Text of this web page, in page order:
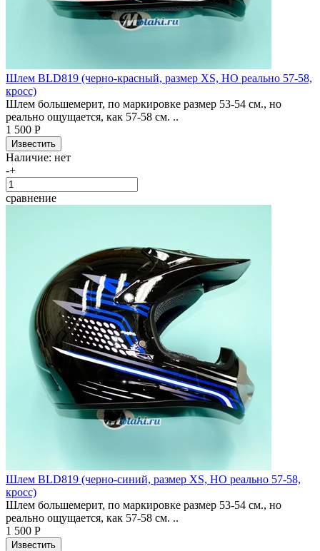
Шлем BLD819 (черно-красный, размер XS, НО реально 57-58,
кросс)
Шлем большемерит, по маркировке размер 53-54 см., но
реально ощущается, как 57-58 см. ..
1 500 Р
Наличие: нет
-+
сравнение
Шлем BLD819 (черно-синий, размер XS, НО реально 57-58,
кросс)
Шлем большемерит, по маркировке размер 53-54 см., но
реально ощущается, как 57-58 см. ..
1 500 Р